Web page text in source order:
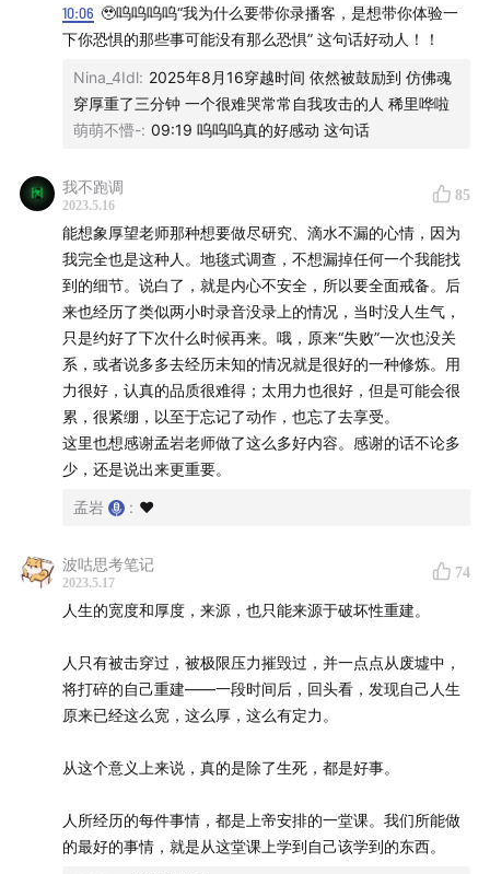
为只要活着那就是没有尽头的。「富足」是享受现在的状
的状态，好的生活水平和日常自然非常重要，但是比这更重
要的是：好的家人，好的伙伴，好的投资人，他们让好的商
业选择和坚守成为平常，而不是「勇气」。
沙子还要多，太阳只是一颗恒星。人很渺小，也很珍贵。好
人、好体验、好场域千金不换，短暂人生的好回忆和好体验
均来自于此。
6.「没有人能够被教育，也没有人应该被教育，每个人都是
独一无二的。」每个人都只能做好自己，然后你把马儿牵到
河边，我们每个人都是在机缘巧合下自我苏醒和成长的。走
过一轮周期，真正的去经历一次，然后成长。
7.「别琢磨，做好基础的工作就好了，其他的，往前走。」
不要害怕怎么走，走就行了，往哪走都行，只要走了，世界
就会展开一点点，但是困在原地就不行。头衔让你成为一个
管理者，但是追随你的人让你成为领导者，在商业世界里，
很多决策都是对的。只要往前走，就是在打破僵局，所以，
往前走。
你的微信，你发现你不在乎了。不是不care这个人，而是自
己更富足了。允许别人情绪不好，允许别人出状况。
9.「幸福是在攀登中的感受和影响的那些人」孟岩创业的初
人安心生活，让人更加快乐和幸福。
10.「相信长期，相信向内求。」快的东西最终都会偿还回
去，相信时间的价值，相信复利。当我们看到现象的时候，
多的方法论和遥远的战略了。所以能看见当下和五百米的状
做生意做商业。没有任何人能给你打样，当你提供价值，满
足用户需求的时候，一切都会生长出来。所以做最好的自
10:06 🥹呜呜呜呜“我为什么要带你录播客，是想带你体验一
下你恐惧的那些事可能没有那么恐惧” 这句话好动人！！
Nina_4Idl: 2025年8月16穿越时间 依然被鼓励到 仿佛魂
穿厚重了三分钟 一个很难哭常常自我攻击的人 稀里哗啦
萌萌不懵-: 09:19 呜呜呜真的好感动 这句话
我不跑调
2023.5.16
85
能想象厚望老师那种想要做尽研究、滴水不漏的心情，因为
我完全也是这种人。地毯式调查，不想漏掉任何一个我能找
到的细节。说白了，就是内心不安全，所以要全面戒备。后
来也经历了类似两小时录音没录上的情况，当时没人生气，
只是约好了下次什么时候再来。哦，原来“失败”一次也没关
系，或者说多多去经历未知的情况就是很好的一种修炼。用
力很好，认真的品质很难得；太用力也很好，但是可能会很
累，很紧绷，以至于忘记了动作，也忘了去享受。
这里也想感谢孟岩老师做了这么多好内容。感谢的话不论多
少，还是说出来更重要。
孟岩 : ❤️
波咕思考笔记
2023.5.17
74
人生的宽度和厚度，来源，也只能来源于破坏性重建。
人只有被击穿过，被极限压力摧毁过，并一点点从废墟中，
将打碎的自己重建——一段时间后，回头看，发现自己人生
原来已经这么宽，这么厚，这么有定力。
从这个意义上来说，真的是除了生死，都是好事。
人所经历的每件事情，都是上帝安排的一堂课。我们所能做
的最好的事情，就是从这堂课上学到自己该学到的东西。